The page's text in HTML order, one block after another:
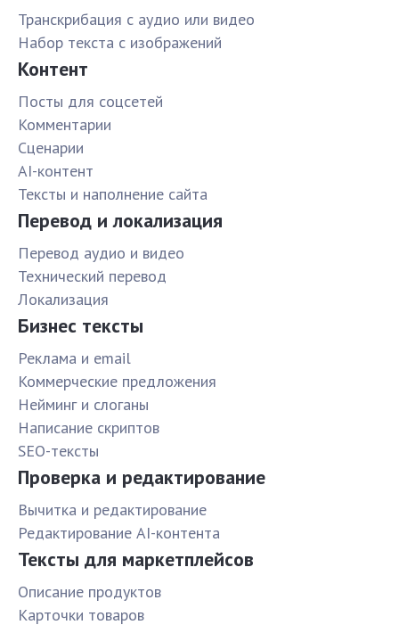
Транскрибация с аудио или видео
Набор текста с изображений
Контент
Посты для соцсетей
Комментарии
Сценарии
AI-контент
Тексты и наполнение сайта
Перевод и локализация
Перевод аудио и видео
Технический перевод
Локализация
Бизнес тексты
Реклама и email
Коммерческие предложения
Нейминг и слоганы
Написание скриптов
SEO-тексты
Проверка и редактирование
Вычитка и редактирование
Редактирование AI-контента
Тексты для маркетплейсов
Описание продуктов
Карточки товаров